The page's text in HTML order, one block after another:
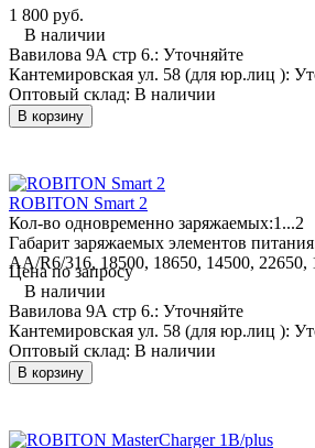
1 800 руб.
В наличии
Вавилова 9А стр 6.: Уточняйте
Кантемировская ул. 58 (для юр.лиц ):
Оптовый склад: В наличии
В корзину
ROBITON Smart 2
Кол-во одновременно заряжаемых:1...2
Габарит заряжаемых элементов
AA/R6/316, 18500, 18650, 14500, 22650,
Цена по запросу
В наличии
Вавилова 9А стр 6.: Уточняйте
Кантемировская ул. 58 (для юр.лиц ):
Оптовый склад: В наличии
В корзину